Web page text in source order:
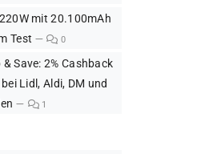
mit 20.100mAh
Test
0
Save: 2% Cashback
Lidl, Aldi, DM und
1